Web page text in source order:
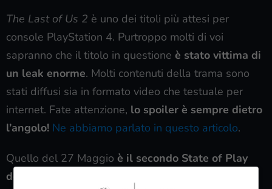
The Last of Us 2 è uno dei titoli più attesi per
console PlayStation 4. Purtroppo molti di voi
sapranno che il titolo in questione è stato vittima di
un leak enorme. Molti contenuti della trama sono
stati diffusi sia in formato video che testuale per
internet. Fate attenzione, lo spoiler è sempre dietro
l’angolo! Ne abbiamo parlato in questo articolo.
Quello del 27 Maggio è il secondo State of Play
del mese.